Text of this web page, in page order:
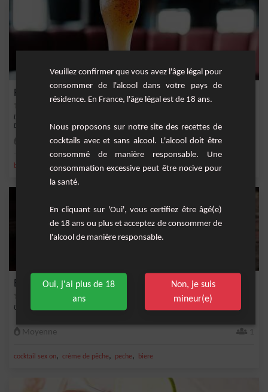
Pomme-Gingembre à la Cannelle Effervescent
Laissez-vous séduire par ce délicieux cocktail Pomme-Gingembre à la Cannelle
Effervesce...
bâton de cannelle,soda,ginger ale,gingembre,Jus de pomme
Beer on the beach
Un Sex on the beach allongé de bière avec une touche de pêche.
Moyenne 1
cocktail sex on, crème de pêche, peche, biere
Veuillez confirmer que vous avez l'âge légal pour
consommer de l'alcool dans votre pays de
résidence. En France, l'âge légal est de 18 ans.
Nous proposons sur notre site des recettes de
cocktails avec et sans alcool. L'alcool doit être
consommé de manière responsable. Une
consommation excessive peut être nocive pour
la santé.
En cliquant sur 'Oui', vous certifiez être âgé(e)
de 18 ans ou plus et acceptez de consommer de
l'alcool de manière responsable.
Oui, j'ai plus de 18
ans
Non, je suis
mineur(e)